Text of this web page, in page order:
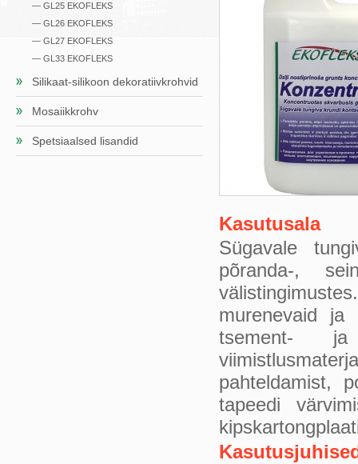
— GL25 EKOFLEKS
— GL26 EKOFLEKS
— GL27 EKOFLEKS
— GL33 EKOFLEKS
Silikaat-silikoon dekoratiivkrohvid
Mosaiikkrohv
Spetsiaalsed lisandid
Kasutusala
Sügavale
põranda-,
murenevaid ja
tsement- ja
pahteldamist,
tapeedi